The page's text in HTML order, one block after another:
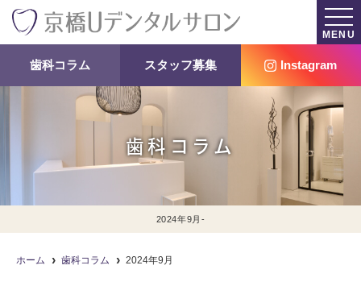
MENU
歯科コラム スタッフ募集 Instagram
歯科コラム
2024年9月-
ホーム 歯科コラム 2024年9月